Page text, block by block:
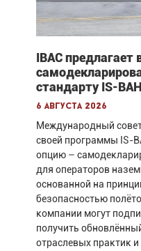
IBAC
стандарту IS-BAH
6 августа 2026
Международный
своей программы IS-
опцию –
для операторов
основанной на
безопасностью
компании могут
получить
отраслевых практик